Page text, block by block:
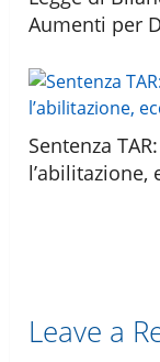
Aumenti per
Sentenza
l’abilitazione,
Leave a